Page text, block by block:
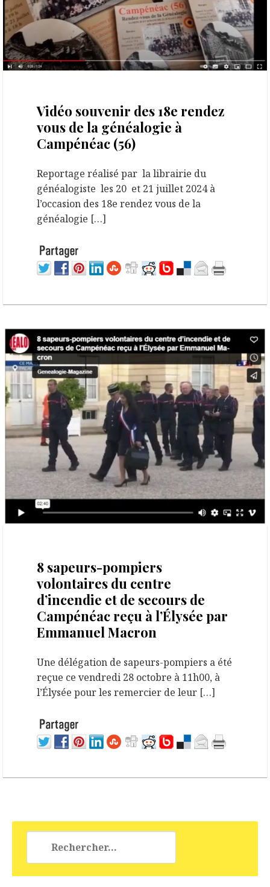
Vidéo souvenir des 18e rendez
vous de la généalogie à
Campénéac (56)
Reportage réalisé par la librairie du
généalogiste les 20 et 21 juillet 2024 à
l’occasion des 18e rendez vous de la
généalogie […]
8 sapeurs-pompiers
volontaires du centre
d’incendie et de secours de
Campénéac reçu à l’Élysée par
Emmanuel Macron
Une délégation de sapeurs-pompiers a été
reçue ce vendredi 28 octobre à 11h00, à
l’Élysée pour les remercier de leur […]
Rechercher :